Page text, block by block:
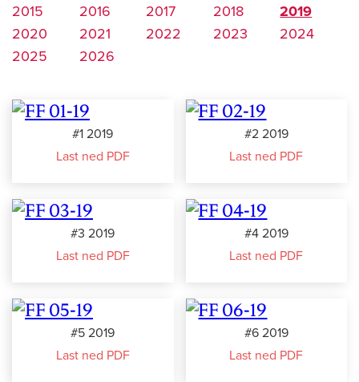
2015
2016 2017 2018 2019
2020 2021 2022 2023
2024
2025
2026
#1 2019
Last ned PDF
#2 2019
Last ned PDF
#3 2019
Last ned PDF
#4 2019
Last ned PDF
#5 2019
Last ned PDF
#6 2019
Last ned PDF